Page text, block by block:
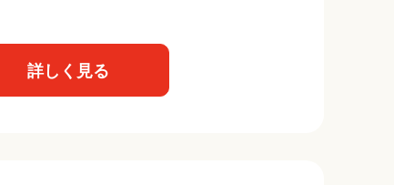
詳しく見る